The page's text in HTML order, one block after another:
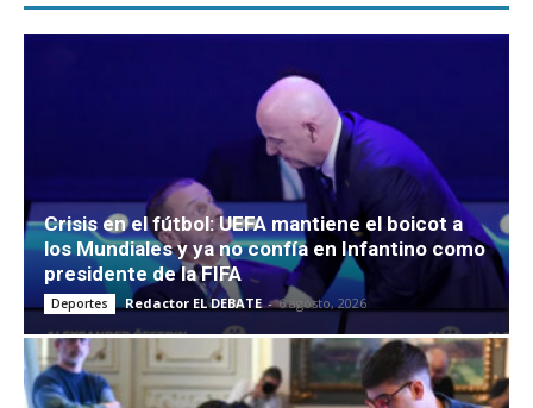
Crisis en el fútbol: UEFA mantiene el boicot a
los Mundiales y ya no confía en Infantino como
presidente de la FIFA
Deportes Redactor EL DEBATE - 6 agosto, 2026